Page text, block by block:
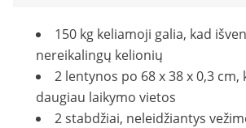
150 kg keliamoji galia, kad
nereikalingų kelionių
2 lentynos po 68 x 38 x 0,3 cm,
daugiau laikymo vietos
2 stabdžiai, neleidžiantys